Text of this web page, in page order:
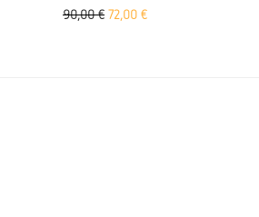
90,00€ Первоначальная цена
72,00 €Aktueller Preis ist: